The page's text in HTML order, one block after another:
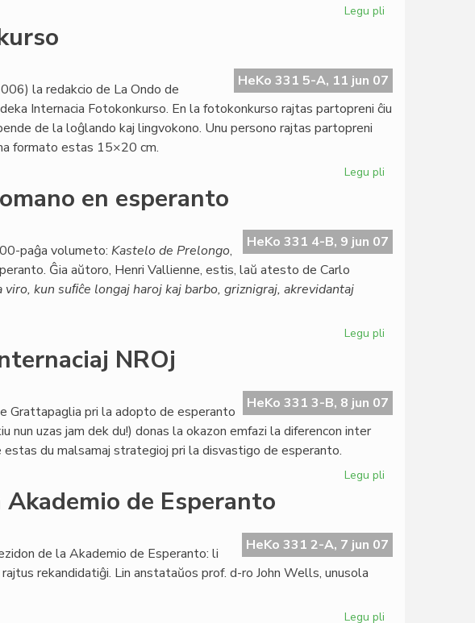
Legu pli
EKRA-
2007
HeKo 331 5-A, 11 jun 07
la redakcio de La Ondo de
Internacia Fotokonkurso. En la fotokonkurso rajtas partopreni ĉiu
de la loĝlando kaj lingvokono. Unu persono rajtas partopreni
formato estas 15×20 cm.
Legu pli
en esperanto
HeKo 331 4-B, 9 jun 07
paĝa volumeto: Kastelo de Prelongo,
Ĝia aŭtoro, Henri Vallienne, estis, laŭ atesto de Carlo
kun suﬁĉe longaj haroj kaj barbo, griznigraj, akrevidantaj
Legu pli
romano
en
NROj
HeKo 331 3-B, 8 jun 07
Grattapaglia pri la adopto de esperanto
nun uzas jam dek du!) donas la okazon emfazi la diferencon inter
estas du malsamaj strategioj pri la disvastigo de esperanto.
Legu pli
NROj
de Esperanto
HeKo 331 2-A, 7 jun 07
de la Akademio de Esperanto: li
rekandidatiĝi. Lin anstataŭos prof. d-ro John Wells, unusola
Legu pli